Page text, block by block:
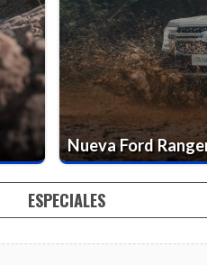
Nueva Ford
ESPECIALES